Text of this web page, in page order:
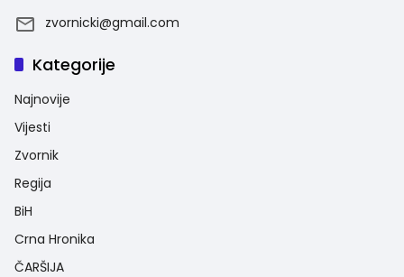
zvornicki@gmail.com
Kategorije
Najnovije
Vijesti
Zvornik
Regija
BiH
Crna Hronika
ČARŠIJA